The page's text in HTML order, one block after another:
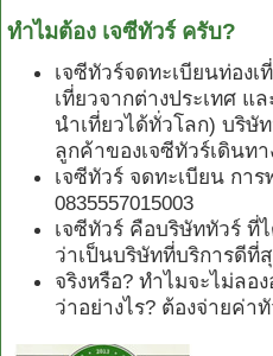
ทำไมต้อง เจซีทัวร์ ครับ?
เจซีทัวร์จดทะเบียนท่องเ
เที่ยวจากต่างประเทศ แ
นำเที่ยวได้ทั่วโลก) บริษั
ลูกค้าของเจซีทัวร์เดินทา
เจซีทัวร์ จดทะเบียน กา
0835557015003
เจซีทัวร์ คือบริษัททัวร์ ที่
ว่าเป็นบริษัทที่บริการดีที่
จริงหรือ? ทำไมจะไม่ลอ
ว่าอย่างไร? ต้องจ่ายค่